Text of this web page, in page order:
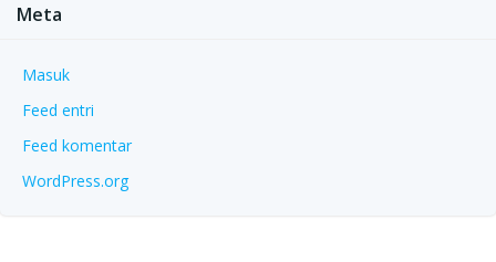
Meta
Masuk
Feed entri
Feed komentar
WordPress.org